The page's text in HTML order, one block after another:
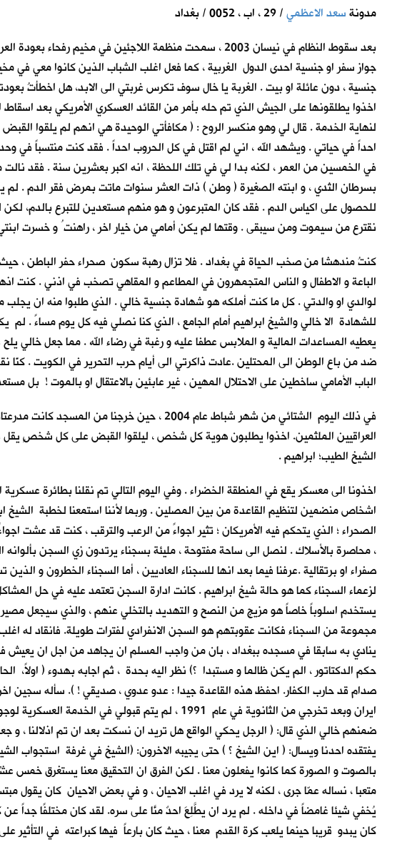
مدونةسعد الاعظمي/ 29 ، اب ، 0052 / بغداد
بعد سقوط النظام في نيسان 2003 ، سمحت منظمة اللاجئين
جواز سفر او جنسية احدى الدول الغربية ، كما فعل اغلب الشباب الذين كانوا معي في
جنسية ، دون عائلة او بيت . الغربة يا خال سوف تكرس غربتي الى الابد، هل اخطأتُ
اخذوا يطلقونها على الجيش الذي تم حله بأمر من القائد العسكري الأمريكي بعد
لنهاية الخدمة . قال لي وهو منكسر الروح : ( مكافأتي الوحيدة هي انهم لم يلقوا
احداً في حياتي . ويشهد الله ، اني لم اقتل في كل الحروب احداً . فقد كنت منتسباً في
في الخمسين من العمر ، لكنه بدا لي في تلك اللحظة ، انه اكبر بعشرين سنة . فقد
بسرطان الثدي ، و ابنته الصغيرة ( وطن ) ذات العشر سنوات ماتت بمرض فقر الدم .
للحصول على اكياس الدم . فقد كان المتبرعون و هو منهم مستعدين للتبرع بالدم،
نقترع من سيموت ومن سيبقى . وقتها لم يكن أمامي من خيار اخر ، راهنت ُ و خسرت
كنتُ مندهشا من صخب الحياة في بغداد . فلا تزال رهبة سكون صحراء حفر الباطن ،
الباعة و الاطفال و الناس المتجمهرون في المطاعم و المقاهي تصخب في اذني . كنت
لوالدي او والدتي . كل ما كنت أملكه هو شهادة جنسية خالي . الذي طلبوا منه ان
للشهادة الا خالي والشيخ ابراهيم أمام الجامع ، الذي كنا نصلي فيه كل يوم مساءً .
يعطيه المساعدات المالية و الملابس عطفا عليه و رغبة في رضاء الله . مما جعل
ضد من باع الوطن الى المحتلين .عادت ذاكرتي الى أيام حرب التحرير في الكويت . كنّا
الباب الأمامي ساخطين على الاحتلال المهين ، غير عابئين بالاعتقال او بالموت ! بل
في ذلك اليوم الشتائي من شهر شباط عام 2004
العراقيين الملثمين. اخذوا يطلبون هوية كل شخص ، ليلقوا القبض على كل شخصٍ
الشيخ الطيب؛ ابراهيم .
اخذونا الى معسكر يقع في المنطقة الخضراء . وفي اليوم التالي تم نقلنا بطائرة
اشخاص منضمين لتنظيم القاعدة من بين المصلين . وربما لأننا استمعنا لخطبة
الصحراء ؛ الذي يتحكم فيه الأمريكان ؛ تثير اجواءً من الرعب والترقب ، كنت قد عشت
، محاصرة بالأسلاك . لنصل الى ساحة مفتوحة ، مليئة بسجناء يرتدون زي السجن
صفراء او برتقالية .عرفنا فيما بعد انها للسجناء العاديين ، أما السجناء الخطرون و
لزعماء السجناء كما هو حالة شيخ ابراهيم . كانت ادارة السجن تعتمد عليه في حل
يستخدم اسلوباً خاصاً هو مزيج من النصح و التهديد بالتخلي عنهم ، والذي سيجعل
مجموعة من السجناء فكانت عقوبتهم هو السجن الانفرادي لفترات طويلة. فانقاد له
ينادي به سابقا في مسجده ببغداد ، بان من واجب المسلم ان يجاهد من اجل ان يعيش في
حكم الدكتاتور ، الم يكن ظالما و مستبدا ؟) نظر اليه بحدة ، ثم اجابه بهدوء ( اولاً،
صدام قد حارب الكفار. احفظ هذه القاعدة جيدا : عدو عدوي ، صديقي ! ). سأله سجين
ايران وبعد تخرجي من الثانوية في عام 1991 ، لم
ضمنهم خالي الذي قال: ( الرجل يحكي الواقع هل تريد ان نسكت بعد ان تم اذلالنا ، و
يفتقده احدنا ويسال: ( اين الشيخ ؟ ) حتى يجيبه الاخرون: (الشيخ في غرفة استجواب
بالصوت و الصورة كما كانوا يفعلون معنا . لكن الفرق ان التحقيق معنا يستغرق
متعبا ، نساله عمّا جرى ، لكنه لا يرد في اغلب الاحيان ، و في بعض الاحيان كان يقول
يُخفي شيئا غامضاً في داخله . لم يرد ان يطَّلِعَ احدٌ منَّا على سره. لقد كان مختلفًا جداً عن
كان يبدو قريبا حينما يلعب كرة القدم معنا ، حيث كان بارعاً فيها كبراعته في التأثير